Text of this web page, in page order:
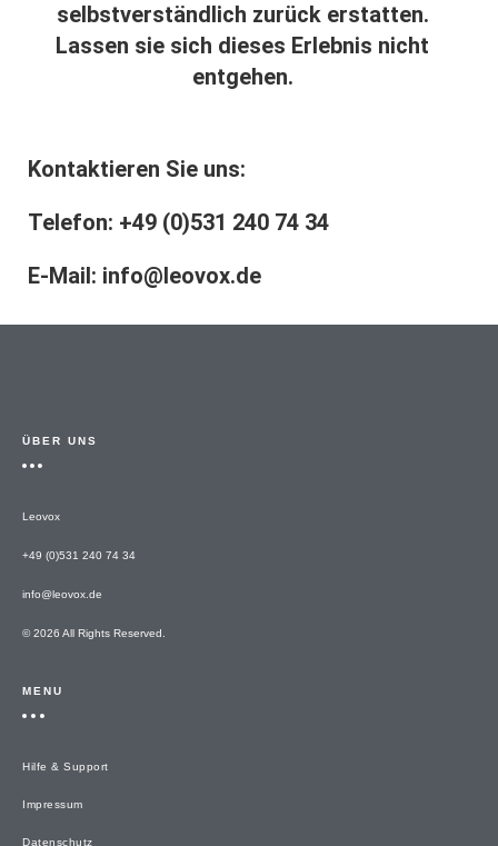
selbstverständlich zurück erstatten.
Lassen sie sich dieses Erlebnis nicht
entgehen.
Kontaktieren Sie uns:
Telefon: +49 (0)531 240 74 34
E-Mail: info@leovox.de
ÜBER UNS
Leovox
+49 (0)531 240 74 34
info@leovox.de
© 2026 All Rights Reserved.
MENU
Hilfe & Support
Impressum
Datenschutz